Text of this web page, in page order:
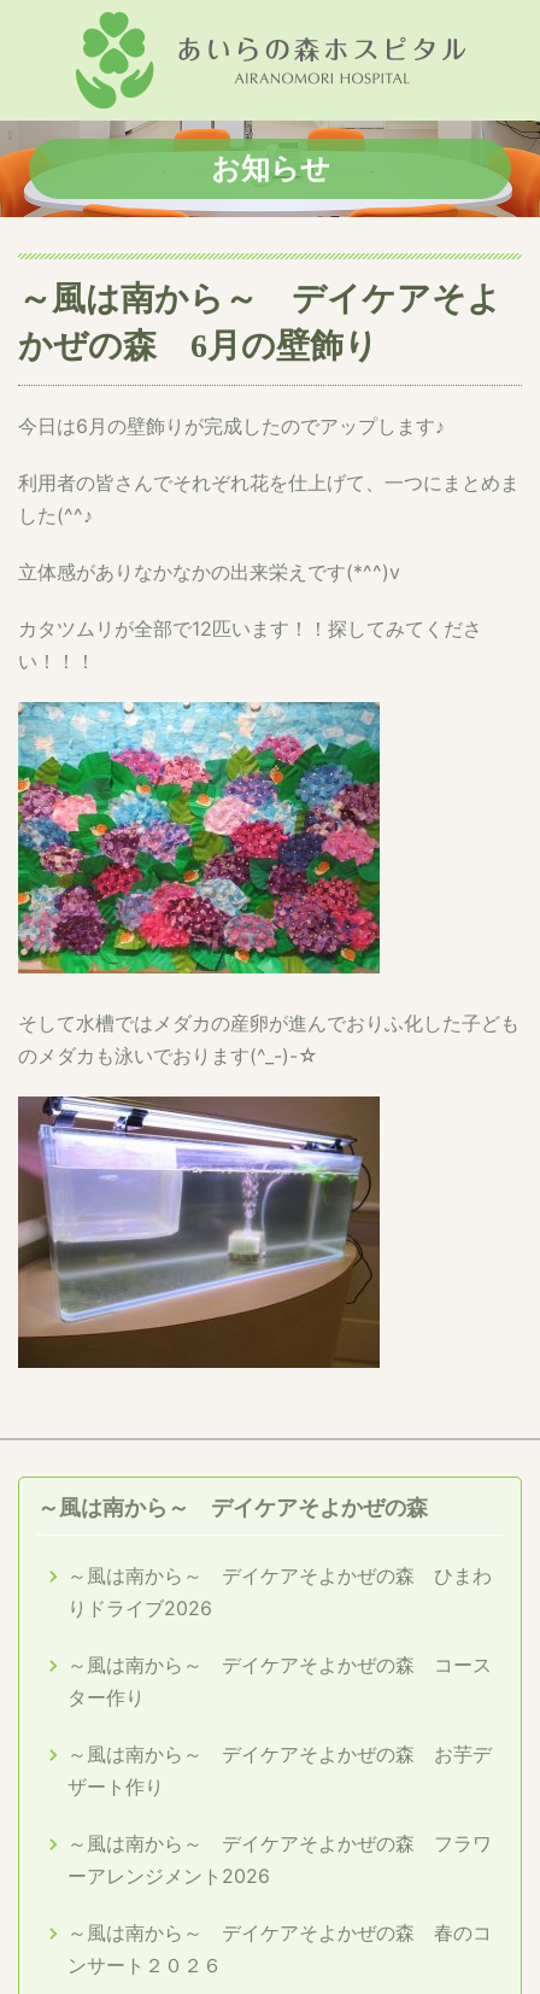
お知らせ
～風は南から～ デイケアそよ
かぜの森 6月の壁飾り
今日は6月の壁飾りが完成したのでアップします♪
利用者の皆さんでそれぞれ花を仕上げて、一つにまとめま
した(^^♪
立体感がありなかなかの出来栄えです(*^^)v
カタツムリが全部で12匹います！！探してみてくださ
い！！！
そして水槽ではメダカの産卵が進んでおりふ化した子ども
のメダカも泳いでおります(^_-)-☆
～風は南から～ デイケアそよかぜの森
～風は南から～ デイケアそよかぜの森 ひまわ
りドライブ2026
～風は南から～ デイケアそよかぜの森 コース
ター作り
～風は南から～ デイケアそよかぜの森 お芋デ
ザート作り
～風は南から～ デイケアそよかぜの森 フラワ
ーアレンジメント2026
～風は南から～ デイケアそよかぜの森 春のコ
ンサート２０２６